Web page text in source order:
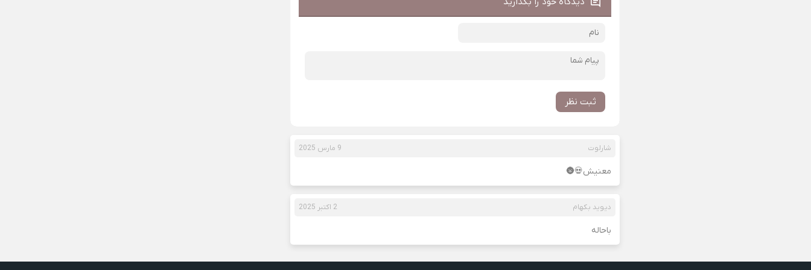
ثبت نظر
شارلوت 9 مارس 2025
معنیش💀🌚
دیوید بکهام 2 اکتبر 2025
باحاله